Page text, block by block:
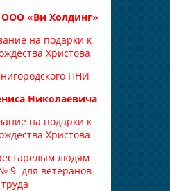
ООО «Ви Холдинг»
на подарки к
Христова
ПНИ
Николаевича
на подарки к
Христова
людям
9 для ветеранов
труда